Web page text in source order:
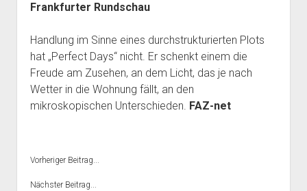
Frankfurter Rundschau
Handlung im Sinne eines durchstrukturierten Plots
hat „Perfect Days“ nicht. Er schenkt einem die
Freude am Zusehen, an dem Licht, das je nach
Wetter in die Wohnung fällt, an den
mikroskopischen Unterschieden. FAZ-net
Vorheriger Beitrag...
Nächster Beitrag...